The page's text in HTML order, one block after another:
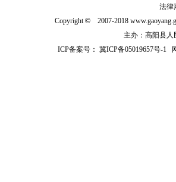
法律
Copyright© 2007-2018
主办：高阳县人
ICP备案号：冀ICP备05019657号-1